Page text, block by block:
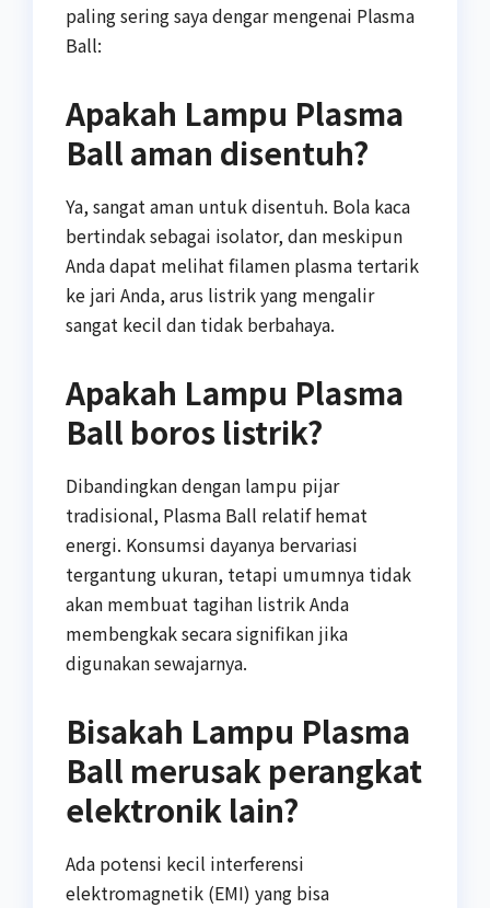
paling sering saya dengar mengenai Plasma
Ball:
Apakah Lampu Plasma
Ball aman disentuh?
Ya, sangat aman untuk disentuh. Bola kaca
bertindak sebagai isolator, dan meskipun
Anda dapat melihat filamen plasma tertarik
ke jari Anda, arus listrik yang mengalir
sangat kecil dan tidak berbahaya.
Apakah Lampu Plasma
Ball boros listrik?
Dibandingkan dengan lampu pijar
tradisional, Plasma Ball relatif hemat
energi. Konsumsi dayanya bervariasi
tergantung ukuran, tetapi umumnya tidak
akan membuat tagihan listrik Anda
membengkak secara signifikan jika
digunakan sewajarnya.
Bisakah Lampu Plasma
Ball merusak perangkat
elektronik lain?
Ada potensi kecil interferensi
elektromagnetik (EMI) yang bisa